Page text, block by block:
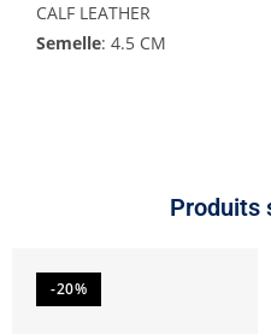
CALF LEATHER
Semelle: 4.5 CM
Produits
-20%